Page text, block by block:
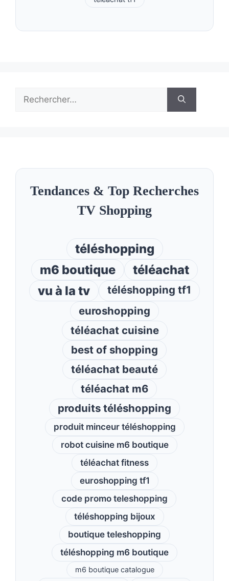
Rechercher :
Tendances & Top Recherches
TV Shopping
téléshopping
m6 boutique
téléachat
vu à la tv
téléshopping tf1
euroshopping
téléachat cuisine
best of shopping
téléachat beauté
téléachat m6
produits téléshopping
produit minceur téléshopping
robot cuisine m6 boutique
téléachat fitness
euroshopping tf1
code promo teleshopping
téléshopping bijoux
boutique teleshopping
téléshopping m6 boutique
m6 boutique catalogue